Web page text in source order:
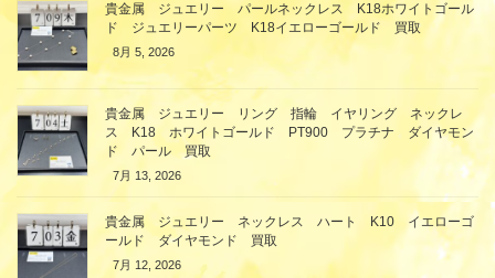
貴金属 ジュエリー パールネックレス K18ホワイトゴール
ド ジュエリーパーツ K18イエローゴールド 買取
8月 5, 2026
貴金属 ジュエリー リング 指輪 イヤリング ネックレ
ス K18 ホワイトゴールド PT900 プラチナ ダイヤモン
ド パール 買取
7月 13, 2026
貴金属 ジュエリー ネックレス ハート K10 イエローゴ
ールド ダイヤモンド 買取
7月 12, 2026